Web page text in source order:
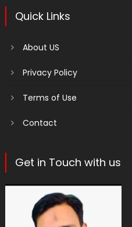
Quick Links
About US
Privacy Policy
Terms of Use
Contact
Get in Touch with us